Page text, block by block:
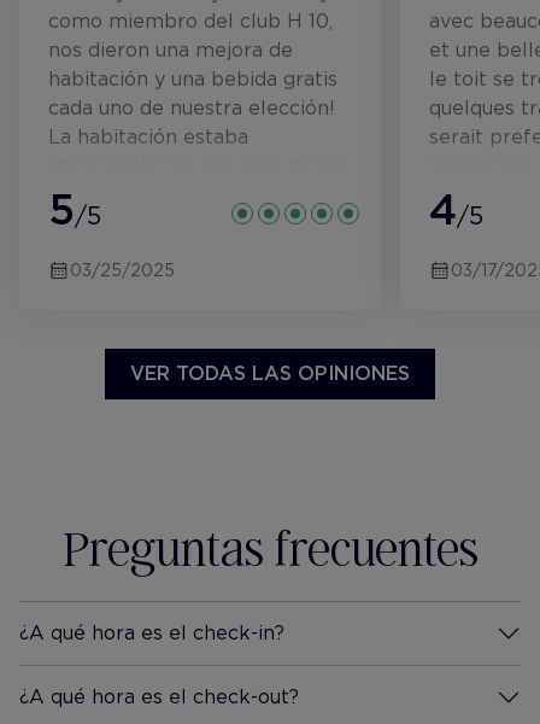
como miembro del club H 10,
nos dieron una mejora de
habitación y una bebida gratis
cada uno de nuestra elección!
La habitación estaba
bonitos artículos de tocador,
albornoces y zapatillas, nevera,
cortesía. También recibimos un
apreciado. El desayuno era
agradable con una buena
esta época del año, la piscina
en la azotea parecía
encantador! Todo el personal
era muy amable y servicial y a
que la limpiadora doblaba su
5/5
03/25/2025
avec
et une
le toit se
quelques
serait
agréable
avec des
personnel
lhtel. Le
aux bus
ou
4/5
03/17/
VER TODAS LAS OPINIONES
Preguntas frecuentes
¿A qué hora es el check-in?
Más información
¿A qué hora es el check-out?
Más información